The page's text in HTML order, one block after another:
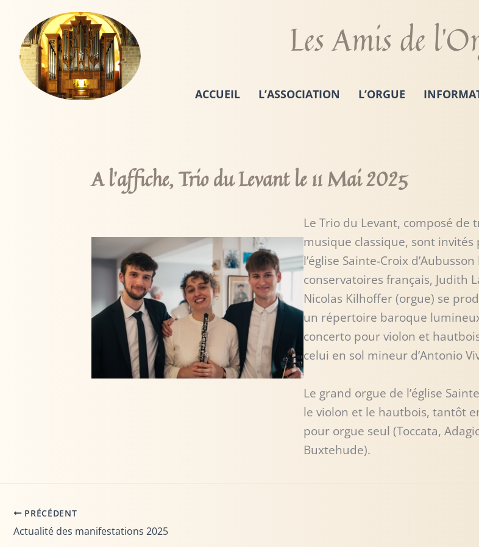
contenu
Les Amis de
ACCUEIL L’ASSOCIATION L’ORGUE
A l’affiche, Trio du Levant le 11 Mai 2025
Le Trio du Levant, composé
musique classique, sont invités
l’église Sainte-Croix
conservatoires français, Judith
Nicolas Kilhoffer (orgue) se
un répertoire baroque
concerto pour violon et
celui en sol mineur d’Antonio
Le grand orgue de l’église
le violon et le hautbois, tantôt
pour orgue seul (Toccata,
Buxtehude).
PRÉCÉDENT
Actualité des manifestations 2025